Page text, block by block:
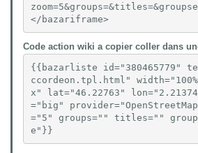
</bazariframe>
Code action wiki a copier coller dans
{{bazarliste id="380465779"
ccordeon.tpl.html"
x" lat="46.22763"
="big"
="5" groups="" titles=""
e"}}